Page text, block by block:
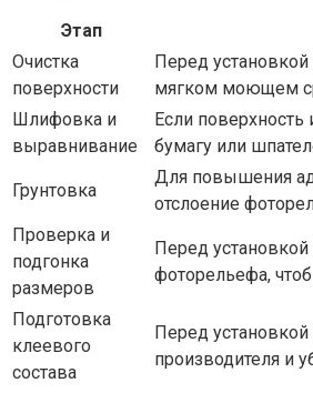
Этап
Очистка
поверхности
Перед
мягком моющем
Шлифовка и
выравнивание
Если
бумагу или
Грунтовка
Для повышения
отслоение
Проверка и
подгонка
размеров
Перед
фоторельефа,
Подготовка
клеевого
состава
Перед
производителя и